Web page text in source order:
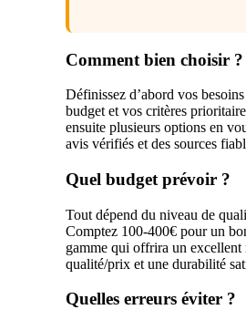
Comment bien choisir ?
Définissez d’abord vos
budget et vos critères
ensuite plusieurs options en
avis vérifiés et des sources
Quel budget prévoir ?
Tout dépend du niveau de
Comptez 100-400€ pour un
gamme qui offrira un excellent
qualité/prix et une durabilité
Quelles erreurs éviter ?